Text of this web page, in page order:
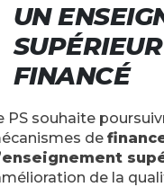
UN
FINANCÉ
PS souhaite
de
de la